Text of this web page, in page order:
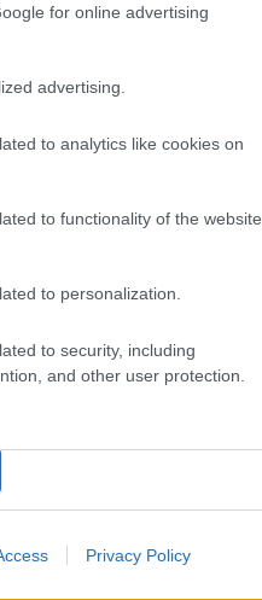
for online advertising
advertising.
to analytics like cookies on
to functionality of the website
to personalization.
to security, including
and other user protection.
Privacy Policy
lehetőség van. A
ha bármi mással
vizsgáimra már el sem
egyetemet, mert úgy
azt csináljam, amit
amihez bármikor
ötlet pedig legyen